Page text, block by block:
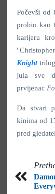
Počevši od
probio kao
karijeru
Knight
jula sve
prvijenac
Da stvari
kinima od
pred